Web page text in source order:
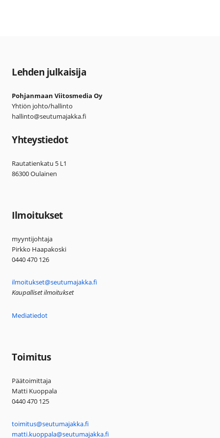
Lehden julkaisija
Pohjanmaan Viitosmedia Oy
Yhtiön johto/hallinto
hallinto@seutumajakka.fi
Yhteystiedot
Rautatienkatu 5 L1
86300 Oulainen
Ilmoitukset
myyntijohtaja
Pirkko Haapakoski
0440 470 126
ilmoitukset@seutumajakka.fi
Kaupalliset ilmoitukset
Mediatiedot
Toimitus
Päätoimittaja
Matti Kuoppala
0440 470 125
toimitus@seutumajakka.fi
matti.kuoppala@seutumajakka.fi